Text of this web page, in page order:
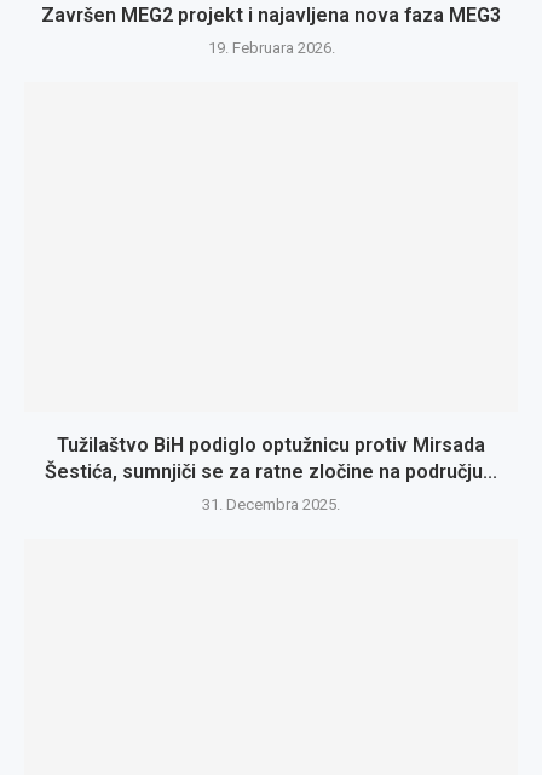
Završen MEG2 projekt i najavljena nova faza MEG3
19. Februara 2026.
Tužilaštvo BiH podiglo optužnicu protiv Mirsada
Šestića, sumnjiči se za ratne zločine na području...
31. Decembra 2025.